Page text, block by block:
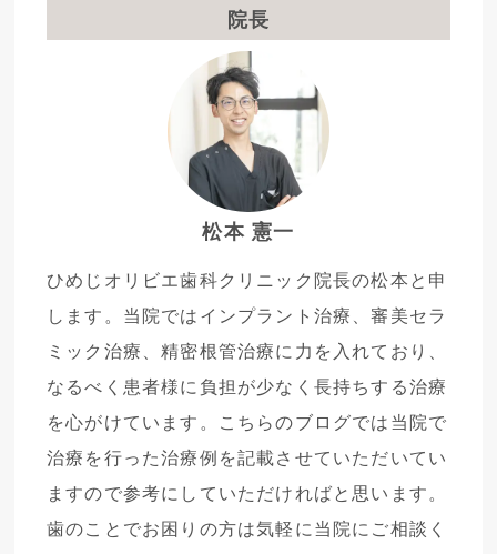
院長
松本 憲一
ひめじオリビエ歯科クリニック院長の松本と申
します。当院ではインプラント治療、審美セラ
ミック治療、精密根管治療に力を入れており、
なるべく患者様に負担が少なく長持ちする治療
を心がけています。こちらのブログでは当院で
治療を行った治療例を記載させていただいてい
ますので参考にしていただければと思います。
歯のことでお困りの方は気軽に当院にご相談く